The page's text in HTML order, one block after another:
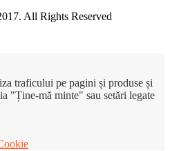
All Rights Reserved
traficului pe pagini și produse și
"Ține-mă minte" sau setări legate